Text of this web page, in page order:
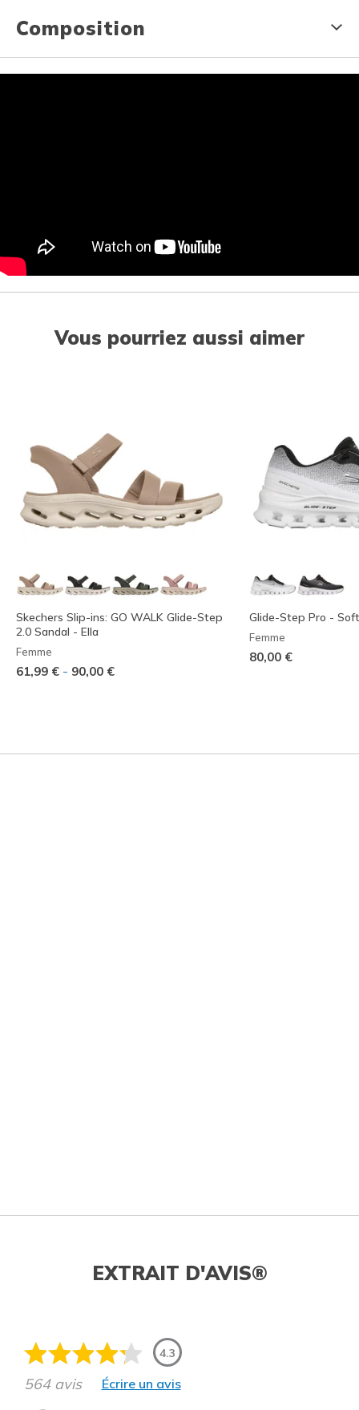
Composition
Vous pourriez aussi aimer
Skechers Slip-ins: GO WALK Glide-Step
2.0 Sandal - Ella
Femme
61,99 € - 90,00 €
Glide-Step Pro -
Femme
80,00 €
EXTRAIT D'AVIS®
4.3
564 avis Écrire un avis